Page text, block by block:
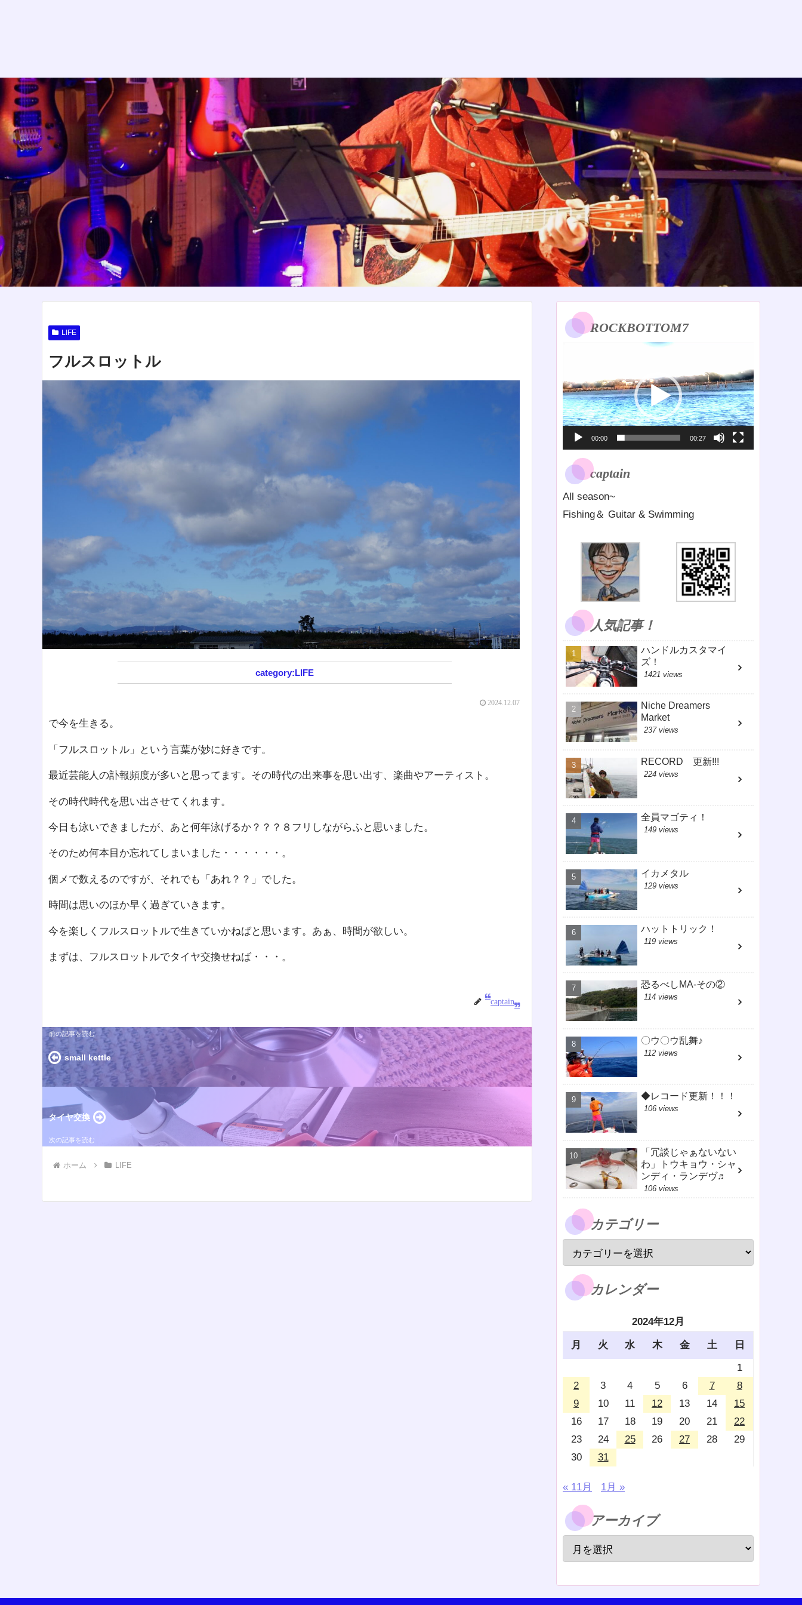
LIFE
フルスロットル
LIFE
2024.12.07
で今を生きる。
「フルスロットル」という言葉が妙に好きです。
最近芸能人の訃報頻度が多いと思ってます。その時代の出来事を思い出す、楽曲やアーティスト。
その時代時代を思い出させてくれます。
今日も泳いできましたが、あと何年泳げるか？？？８フリしながらふと思いました。
そのため何本目か忘れてしまいました・・・・・・。
個メで数えるのですが、それでも「あれ？？」でした。
時間は思いのほか早く過ぎていきます。
今を楽しくフルスロットルで生きていかねばと思います。あぁ、時間が欲しい。
まずは、フルスロットルでタイヤ交換せねば・・・。
captain
small kettle
タイヤ交換
ホーム LIFE
ROCKBOTTOM7
プ
レ
ー
00:00 00:27
captain
All season~
Fishing＆ Guitar & Swimming
人気記事！
ハンドルカスタマイ
ズ！
1421 views
Niche Dreamers
Market
237 views
RECORD 更新!!!
224 views
全員マゴティ！
149 views
イカメタル
129 views
ハットトリック！
119 views
恐るべしMA-その②
114 views
〇ウ〇ウ乱舞♪
112 views
◆レコード更新！！！
106 views
「冗談じゃぁないない
わ」トウキョウ・シャ
ンディ・ランデヴ♬
106 views
カテゴリー
カレンダー
2024年12月
月 火 水 木 金 土
日
1
2
3 4 5 6 7
8
9
10 11 12 13 14
15
16
17 18 19 20 21
22
23
24 25 26 27 28
29
30
31
« 11月 1月 »
アーカイブ